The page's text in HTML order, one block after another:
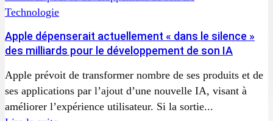
Technologie
Apple dépenserait actuellement « dans le silence »
des milliards pour le développement de son IA
Apple prévoit de transformer nombre de ses produits et de
ses applications par l’ajout d’une nouvelle IA, visant à
améliorer l’expérience utilisateur. Si la sortie...